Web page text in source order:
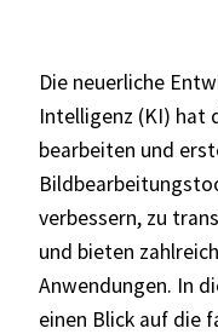
Die neuerliche
Intelligenz (KI) hat
bearbeiten und
verbessern, zu
und bieten
Anwendungen. In
einen Blick auf die